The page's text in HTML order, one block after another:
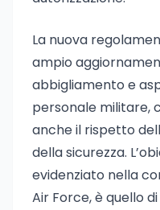
La nuova
ampio
abbigliamento e
personale militare,
anche il rispetto
della sicurezza.
evidenziato nella
Air Force, è quello